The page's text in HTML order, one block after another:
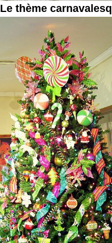
Le thème